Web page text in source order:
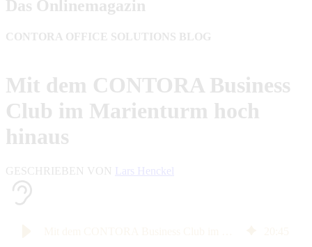
Das Onlinemagazin
CONTORA OFFICE SOLUTIONS BLOG
Mit dem CONTORA Business
Club im Marienturm hoch
hinaus
GESCHRIEBEN VON Lars Henckel